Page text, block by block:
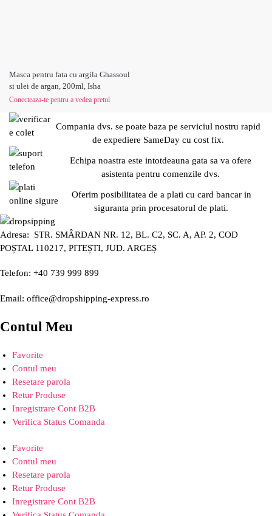
Masca pentru fata cu argila Ghassoul
si ulei de argan, 200ml, Isha
Conecteaza-te pentru a vedea pretul
Compania dvs. se poate baza pe serviciul nostru rapid
de expediere SameDay cu cost fix.
Echipa noastra este intotdeauna gata sa va ofere
asistenta pentru comenzile dvs.
Oferim posibilitatea de a plati cu card bancar in
siguranta prin procesatorul de plati.
Adresa: STR. SMÂRDAN NR. 12, BL. C2, SC. A, AP. 2, COD
POȘTAL 110217, PITEȘTI, JUD. ARGEȘ
Telefon: +40 739 999 899
Email: office@dropshipping-express.ro
Contul Meu
Favorite
Contul meu
Resetare parola
Retur Produse
Inregistrare Cont B2B
Verifica Status Comanda
Favorite
Contul meu
Resetare parola
Retur Produse
Inregistrare Cont B2B